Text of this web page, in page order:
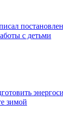
с детьми
зимой